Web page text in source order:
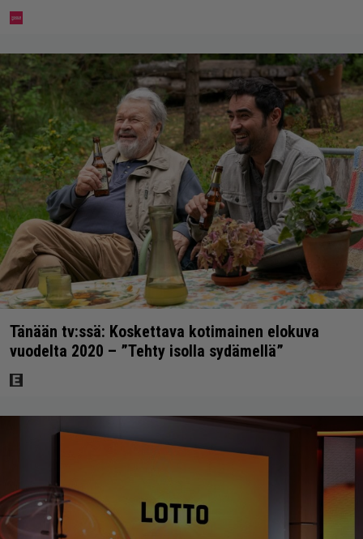
Tänään tv:ssä: Koskettava kotimainen elokuva
vuodelta 2020 – ”Tehty isolla sydämellä”